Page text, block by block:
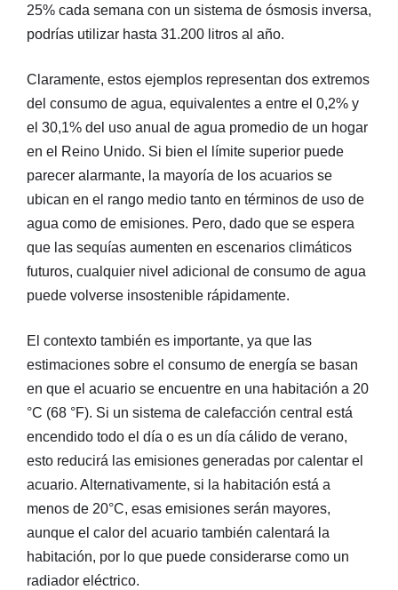
25% cada semana con un sistema de ósmosis inversa,
podrías utilizar hasta 31.200 litros al año.
Claramente, estos ejemplos representan dos extremos
del consumo de agua, equivalentes a entre el 0,2% y
el 30,1% del uso anual de agua promedio de un hogar
en el Reino Unido. Si bien el límite superior puede
parecer alarmante, la mayoría de los acuarios se
ubican en el rango medio tanto en términos de uso de
agua como de emisiones. Pero, dado que se espera
que las sequías aumenten en escenarios climáticos
futuros, cualquier nivel adicional de consumo de agua
puede volverse insostenible rápidamente.
El contexto también es importante, ya que las
estimaciones sobre el consumo de energía se basan
en que el acuario se encuentre en una habitación a 20
°C (68 °F). Si un sistema de calefacción central está
encendido todo el día o es un día cálido de verano,
esto reducirá las emisiones generadas por calentar el
acuario. Alternativamente, si la habitación está a
menos de 20°C, esas emisiones serán mayores,
aunque el calor del acuario también calentará la
habitación, por lo que puede considerarse como un
radiador eléctrico.